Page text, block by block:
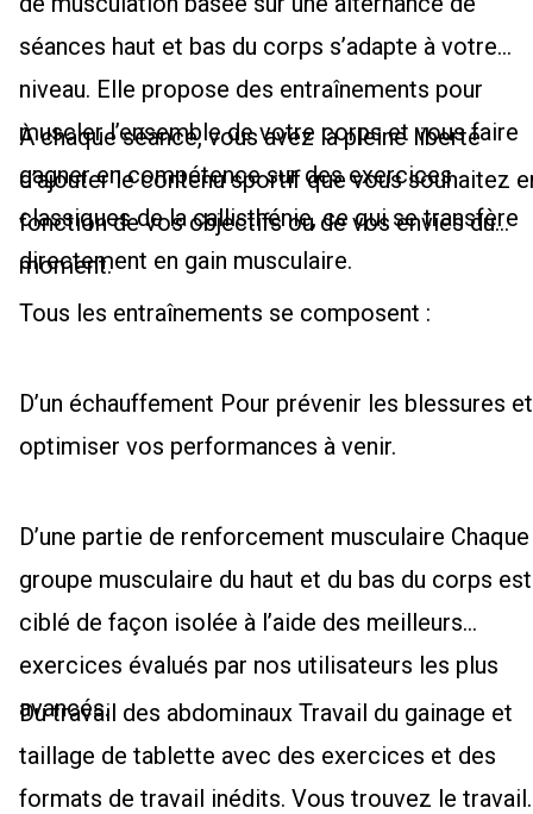
séances haut et bas du corps s’adapte à votre
niveau. Elle propose des entraînements pour
muscler l’ensemble de votre corps et vous faire
gagner en compétence sur des exercices
classiques de la callisthénie, ce qui se transfère
directement en gain musculaire.
À chaque séance, vous avez la pleine liberté
d’ajouter le contenu sportif que vous souhaitez
fonction de vos objectifs ou de vos envies du
moment.
Tous les entraînements se composent :
D’un échauffement Pour prévenir les blessures et
optimiser vos performances à venir.
D’une partie de renforcement musculaire Chaque
groupe musculaire du haut et du bas du corps est
ciblé de façon isolée à l’aide des meilleurs
exercices évalués par nos utilisateurs les plus
avancés.
Du travail des abdominaux Travail du gainage et
taillage de tablette avec des exercices et des
formats de travail inédits. Vous trouvez le travail